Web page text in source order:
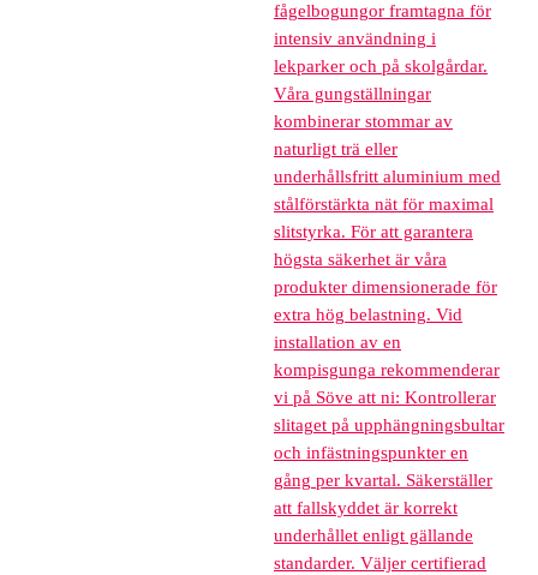
fågelbogungor framtagna för
intensiv användning i
lekparker och på skolgårdar.
Våra gungställningar
kombinerar stommar av
naturligt trä eller
underhållsfritt aluminium med
stålförstärkta nät för maximal
slitstyrka. För att garantera
högsta säkerhet är våra
produkter dimensionerade för
extra hög belastning. Vid
installation av en
kompisgunga rekommenderar
vi på Söve att ni: Kontrollerar
slitaget på upphängningsbultar
och infästningspunkter en
gång per kvartal. Säkerställer
att fallskyddet är korrekt
underhållet enligt gällande
standarder. Väljer certifierad